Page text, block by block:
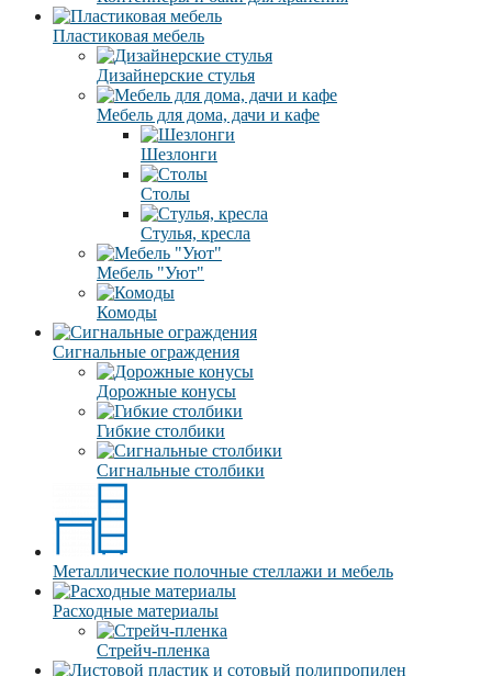
Пластиковая мебель
Дизайнерские стулья
Мебель для дома, дачи и кафе
Шезлонги
Столы
Стулья, кресла
Мебель "Уют"
Комоды
Сигнальные ограждения
Дорожные конусы
Гибкие столбики
Сигнальные столбики
Металлические полочные стеллажи и мебель
Расходные материалы
Стрейч-пленка